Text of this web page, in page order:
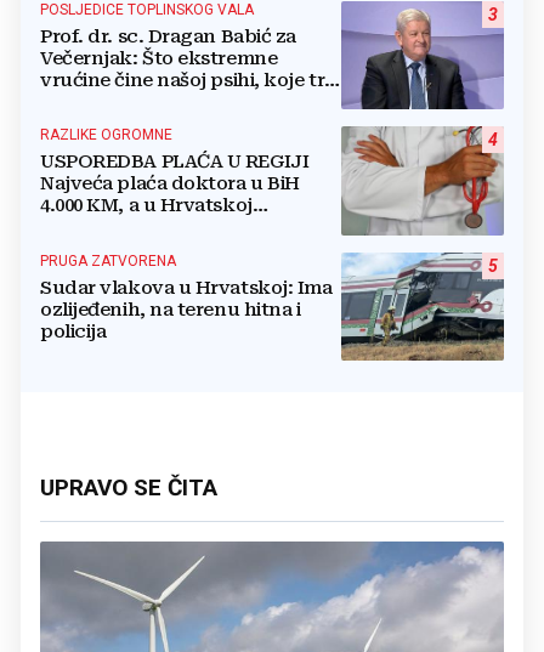
3
POSLJEDICE TOPLINSKOG VALA
Prof. dr. sc. Dragan Babić za
Večernjak: Što ekstremne
vrućine čine našoj psihi, koje tri
boriti...
4
RAZLIKE OGROMNE
USPOREDBA PLAĆA U REGIJI
Najveća plaća doktora u BiH
4.000 KM, a u Hrvatskoj
5
PRUGA ZATVORENA
Sudar vlakova u Hrvatskoj: Ima
ozlijeđenih, na terenu hitna i
policija
UPRAVO SE ČITA